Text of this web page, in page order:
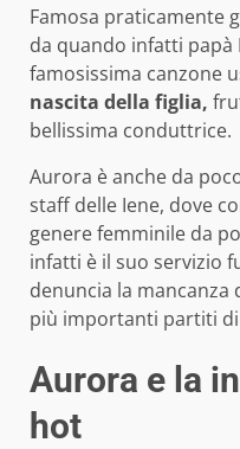
Famosa praticamente
da quando infatti papà
famosissima canzone
nascita della figlia,
bellissima conduttrice.
Aurora è anche da
staff delle Iene, dove
genere femminile da
infatti è il suo servizio
denuncia la mancanza
più importanti partiti
Aurora e la
hot